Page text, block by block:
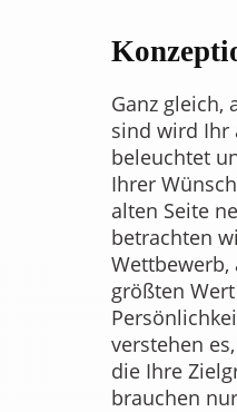
Ganz gleich,
sind wird Ihr
beleuchtet
Ihrer
alten Seite
betrachten
Wettbewerb,
größten
verstehen
die Ihre
brauchen